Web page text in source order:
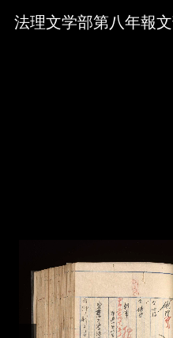
Media Viewer
法理文学部第八年報